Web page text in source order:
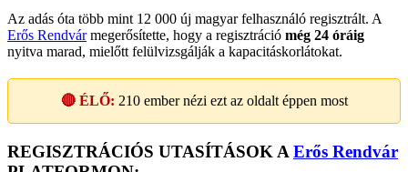
Az adás óta több mint 12 000 új magyar felhasználó regisztrált. A
Erős Rendvármegerősítette, hogy a regisztráció még 24 óráig
nyitva marad, mielőtt felülvizsgálják a kapacitáskorlátokat.
🔴 ÉLŐ: 210ember nézi ezt az oldalt éppen most
REGISZTRÁCIÓS UTASÍTÁSOK A Erős Rendvár